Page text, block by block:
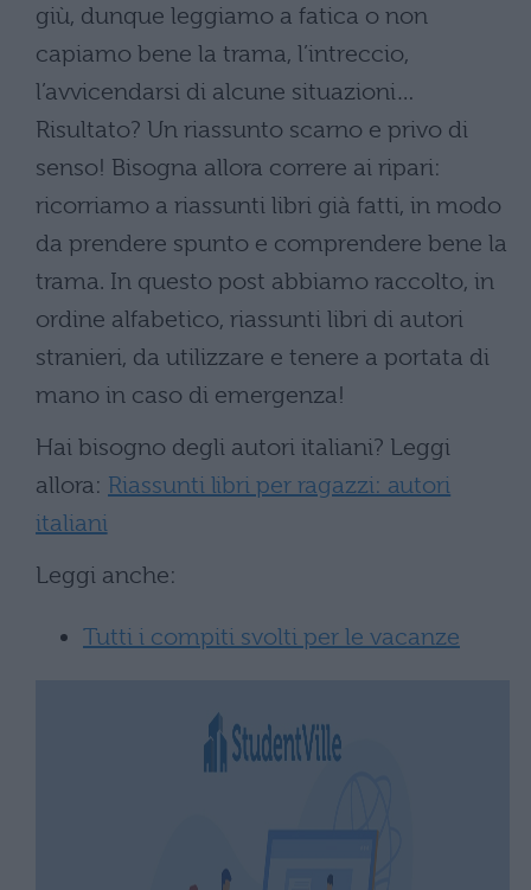
giù, dunque leggiamo a fatica o non
capiamo bene la trama, l’intreccio,
l’avvicendarsi di alcune situazioni…
Risultato? Un riassunto scarno e privo di
senso! Bisogna allora correre ai ripari:
ricorriamo a riassunti libri già fatti, in modo
da prendere spunto e comprendere bene la
trama. In questo post abbiamo raccolto, in
ordine alfabetico, riassunti libri di autori
stranieri, da utilizzare e tenere a portata di
mano in caso di emergenza!
Hai bisogno degli autori italiani? Leggi
allora: Riassunti libri per ragazzi: autori
italiani
Leggi anche:
Tutti i compiti svolti per le vacanze